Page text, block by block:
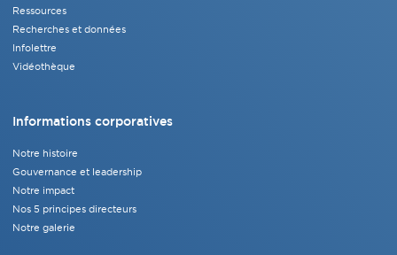
Ressources
Recherches et données
Infolettre
Vidéothèque
Informations corporatives
Notre histoire
Gouvernance et leadership
Notre impact
Nos 5 principes directeurs
Notre galerie